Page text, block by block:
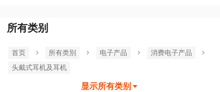
所有类别
首页 所有类別 电子产品
消费电子产品
头戴式耳机及耳机
显示所有类别